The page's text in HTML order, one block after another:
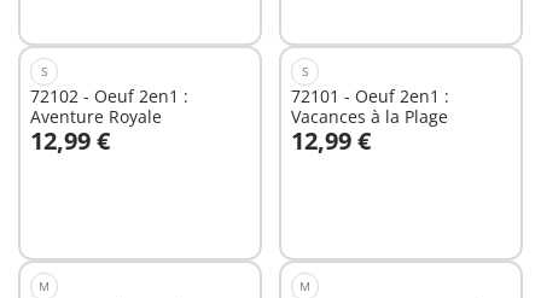
S
72102 - Oeuf 2en1 :
Aventure Royale
12,99 €
Au panier
S
72101 - Oeuf 2en1 :
Vacances à la Plage
12,99 €
Au panier
M M